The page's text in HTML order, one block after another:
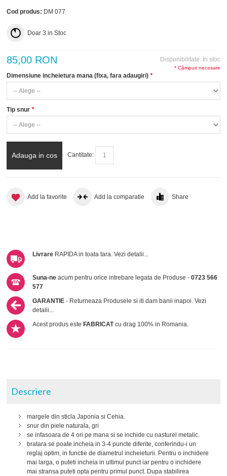
Cod produs: DM 077
Doar3 in Stoc
Disponibilitate: In stoc
85,00 RON
*
Dimensiune incheietura mana (fixa, fara adaugiri)
*
Tip snur
* Câmpuri necesare
Adauga in cos Cantitate:
Add la favorite Add la comparatie Share
Livrare RAPIDA in toata tara.Vezi detalii...
Suna-ne acum pentru orice intrebare legata de Produse -0723 566
577
GARANTIE - Returneaza Produsele si iti dam banii inapoi.Vezi
detalii...
Acest produs este FABRICATcu drag 100% in Romania.
Descriere
margele din sticla Japonia si Cehia.
snur din piele naturala, gri
se infasoara de 4 ori pe mana si se inchide cu nasturel metalic.
bratara se poate incheia in 3-4 puncte diferite, conferindu-i un
reglaj optim, in functie de diametrul incheieturii. Pentru o inchidere
mai larga, o puteti incheia in ultimul punct iar pentru o inchidere
mai stransa puteti opta pentru primul punct. Dupa stabilirea